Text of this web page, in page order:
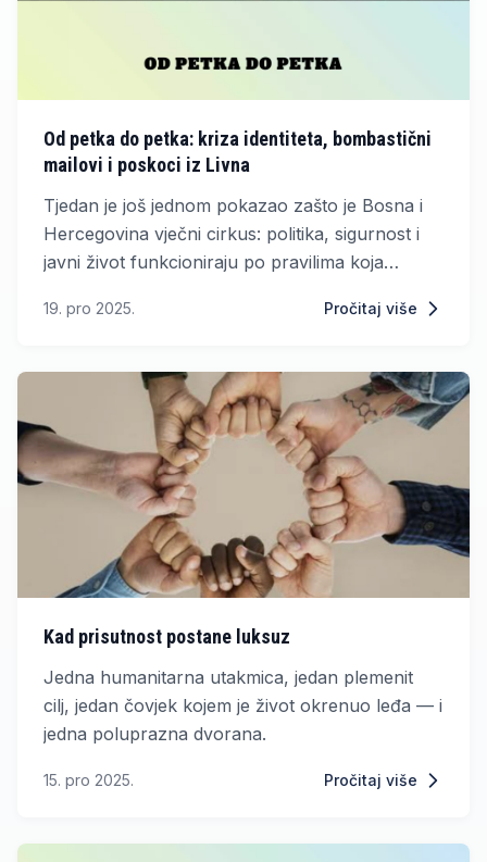
Od petka do petka: kriza identiteta, bombastični
mailovi i poskoci iz Livna
Tjedan je još jednom pokazao zašto je Bosna i
Hercegovina vječni cirkus: politika, sigurnost i
javni život funkcioniraju po pravilima koja
svoj „identitet“.
19. pro 2025. Pročitaj više
Kad prisutnost postane luksuz
Jedna humanitarna utakmica, jedan plemenit
cilj, jedan čovjek kojem je život okrenuo leđa — i
jedna poluprazna dvorana.
15. pro 2025. Pročitaj više